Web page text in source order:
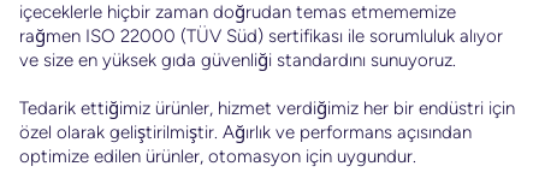
içeceklerle hiçbir zaman doğrudan temas etmememize
rağmen ISO 22000 (TÜV Süd) sertifikası ile sorumluluk alıyor
ve size en yüksek gıda güvenliği standardını sunuyoruz.
Tedarik ettiğimiz ürünler, hizmet verdiğimiz her bir endüstri için
özel olarak geliştirilmiştir. Ağırlık ve performans açısından
optimize edilen ürünler, otomasyon için uygundur.